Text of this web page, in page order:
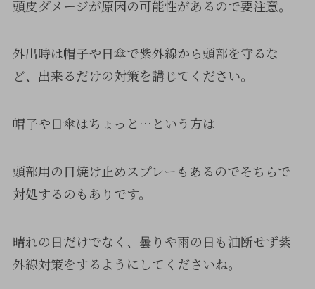
頭皮ダメージが原因の可能性があるので要注意。
外出時は帽子や日傘で紫外線から頭部を守るな
ど、出来るだけの対策を講じてください。
帽子や日傘はちょっと…という方は
頭部用の日焼け止めスプレーもあるのでそちらで
対処するのもありです。
晴れの日だけでなく、曇りや雨の日も油断せず紫
外線対策をするようにしてくださいね。